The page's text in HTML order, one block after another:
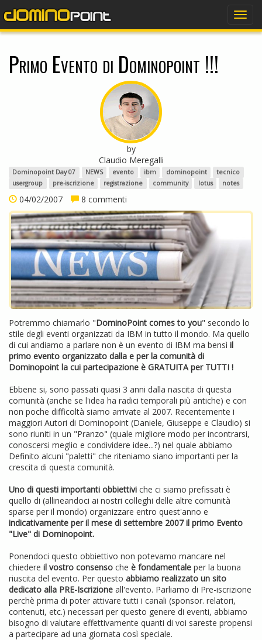
Primo Evento di Dominopoint !!!
by
Claudio Meregalli
Dominopoint Day 07 NEWS evento ibm dominopoint
tecnico
usergroup
pre-iscrizione registrazione community lotus notes
04/02/2007 8 commenti
Potremmo chiamarlo "DominoPoint comes to you" secondo lo
stile degli eventi organizzati da IBM in tutto il mondo. Ma quello
di cui andiamo a parlare non è un evento di IBM ma bensì il
primo evento organizzato dalla e per la comunità di
Dominopoint la cui partecipazione è GRATUITA per TUTTI !
Ebbene si, sono passati quasi 3 anni dalla nascita di questa
comunità (anche se l'idea ha radici temporali più antiche) e con
non poche difficoltà siamo arrivate al 2007. Recentemente i
maggiori Autori di Dominopoint (Daniele, Giuseppe e Claudio) si
sono riuniti in un "Pranzo" (quale migliore modo per incontrarsi,
conoscersi meglio e condividere idee...?) nel quale abbiamo
Definito alcuni "paletti" che riteniamo siano importanti per la
crescita di questa comunità.
Uno di questi importanti obbiettivi che ci siamo prefissati è
quello di (allineandoci ai nostri colleghi delle altre comunità
sparse per il mondo) organizzare entro quest'anno e
indicativamente per il mese di settembre 2007 il primo Evento
"Live" di Dominopoint.
Ponendoci questo obbiettivo non potevamo mancare nel
chiedere il vostro consenso che è fondamentale per la buona
riuscita del evento. Per questo abbiamo realizzato un sito
dedicato alla PRE-Iscrizione all'evento. Parliamo di Pre-iscrizione
perchè prima di poter attivare tutti i canali (sponsor. relatori,
contenuti, etc.) necessari per questo genere di eventi, abbiamo
bisogno di valutare effettivamente quanti di voi sareste propensi
a partecipare ad una giornata così speciale.